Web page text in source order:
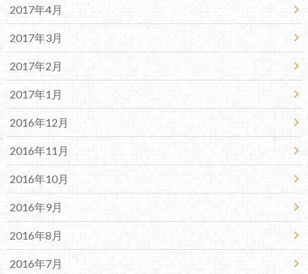
2017年4月
2017年3月
2017年2月
2017年1月
2016年12月
2016年11月
2016年10月
2016年9月
2016年8月
2016年7月